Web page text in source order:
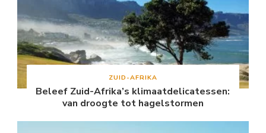
ZUID-AFRIKA
Beleef Zuid-Afrika’s klimaatdelicatessen:
van droogte tot hagelstormen